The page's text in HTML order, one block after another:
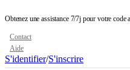
Obtenez une assistance 7/7j pour votre
Contact
Aide
S'identifier/S'inscrire